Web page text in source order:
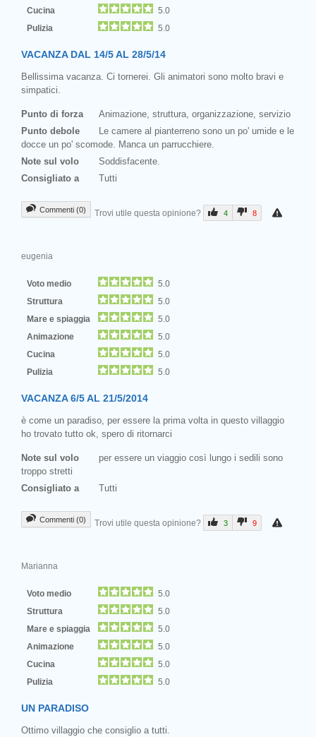
Cucina
5.0
Pulizia
5.0
VACANZA DAL 14/5 AL 28/5/14
Bellissima vacanza. Ci tornerei. Gli animatori sono molto bravi e
simpatici.
Punto di forza
Animazione, struttura, organizzazione, servizio
Punto debole
Le camere al pianterreno sono un po' umide e le
docce un po' scomode. Manca un parrucchiere.
Note sul volo
Soddisfacente.
Consigliato a
Tutti
Commenti (0) Trovi utile questa opinione? 4 8
eugenia
Voto medio
5.0
Struttura
5.0
Mare e spiaggia
5.0
Animazione
5.0
Cucina
5.0
Pulizia
5.0
VACANZA 6/5 AL 21/5/2014
è come un paradiso, per essere la prima volta in questo villaggio
ho trovato tutto ok, spero di ritornarci
Note sul volo
per essere un viaggio così lungo i sedili sono
troppo stretti
Consigliato a
Tutti
Commenti (0) Trovi utile questa opinione? 3 9
Marianna
Voto medio
5.0
Struttura
5.0
Mare e spiaggia
5.0
Animazione
5.0
Cucina
5.0
Pulizia
5.0
UN PARADISO
Ottimo villaggio che consiglio a tutti.